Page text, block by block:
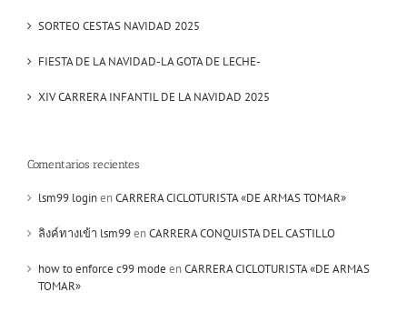
SORTEO CESTAS NAVIDAD 2025
FIESTA DE LA NAVIDAD-LA GOTA DE LECHE-
XIV CARRERA INFANTIL DE LA NAVIDAD 2025
Comentarios recientes
lsm99 loginenCARRERA CICLOTURISTA «DE ARMAS TOMAR»
ลิงค์ทางเข้า lsm99enCARRERA CONQUISTA DEL CASTILLO
how to enforce c99 mode enCARRERA CICLOTURISTA «DE ARMAS
TOMAR»